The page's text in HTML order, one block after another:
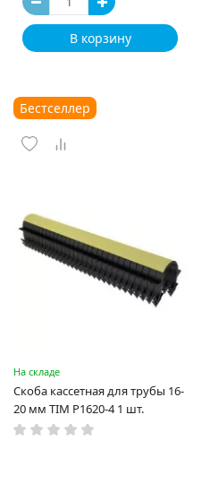
В корзину
Бестселлер
На складе
Скоба кассетная для трубы 16-
20 мм TIM P1620-4 1 шт.